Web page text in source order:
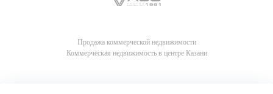
Продажа коммерческой недвижимости
Коммерческая недвижимость в центре Казани